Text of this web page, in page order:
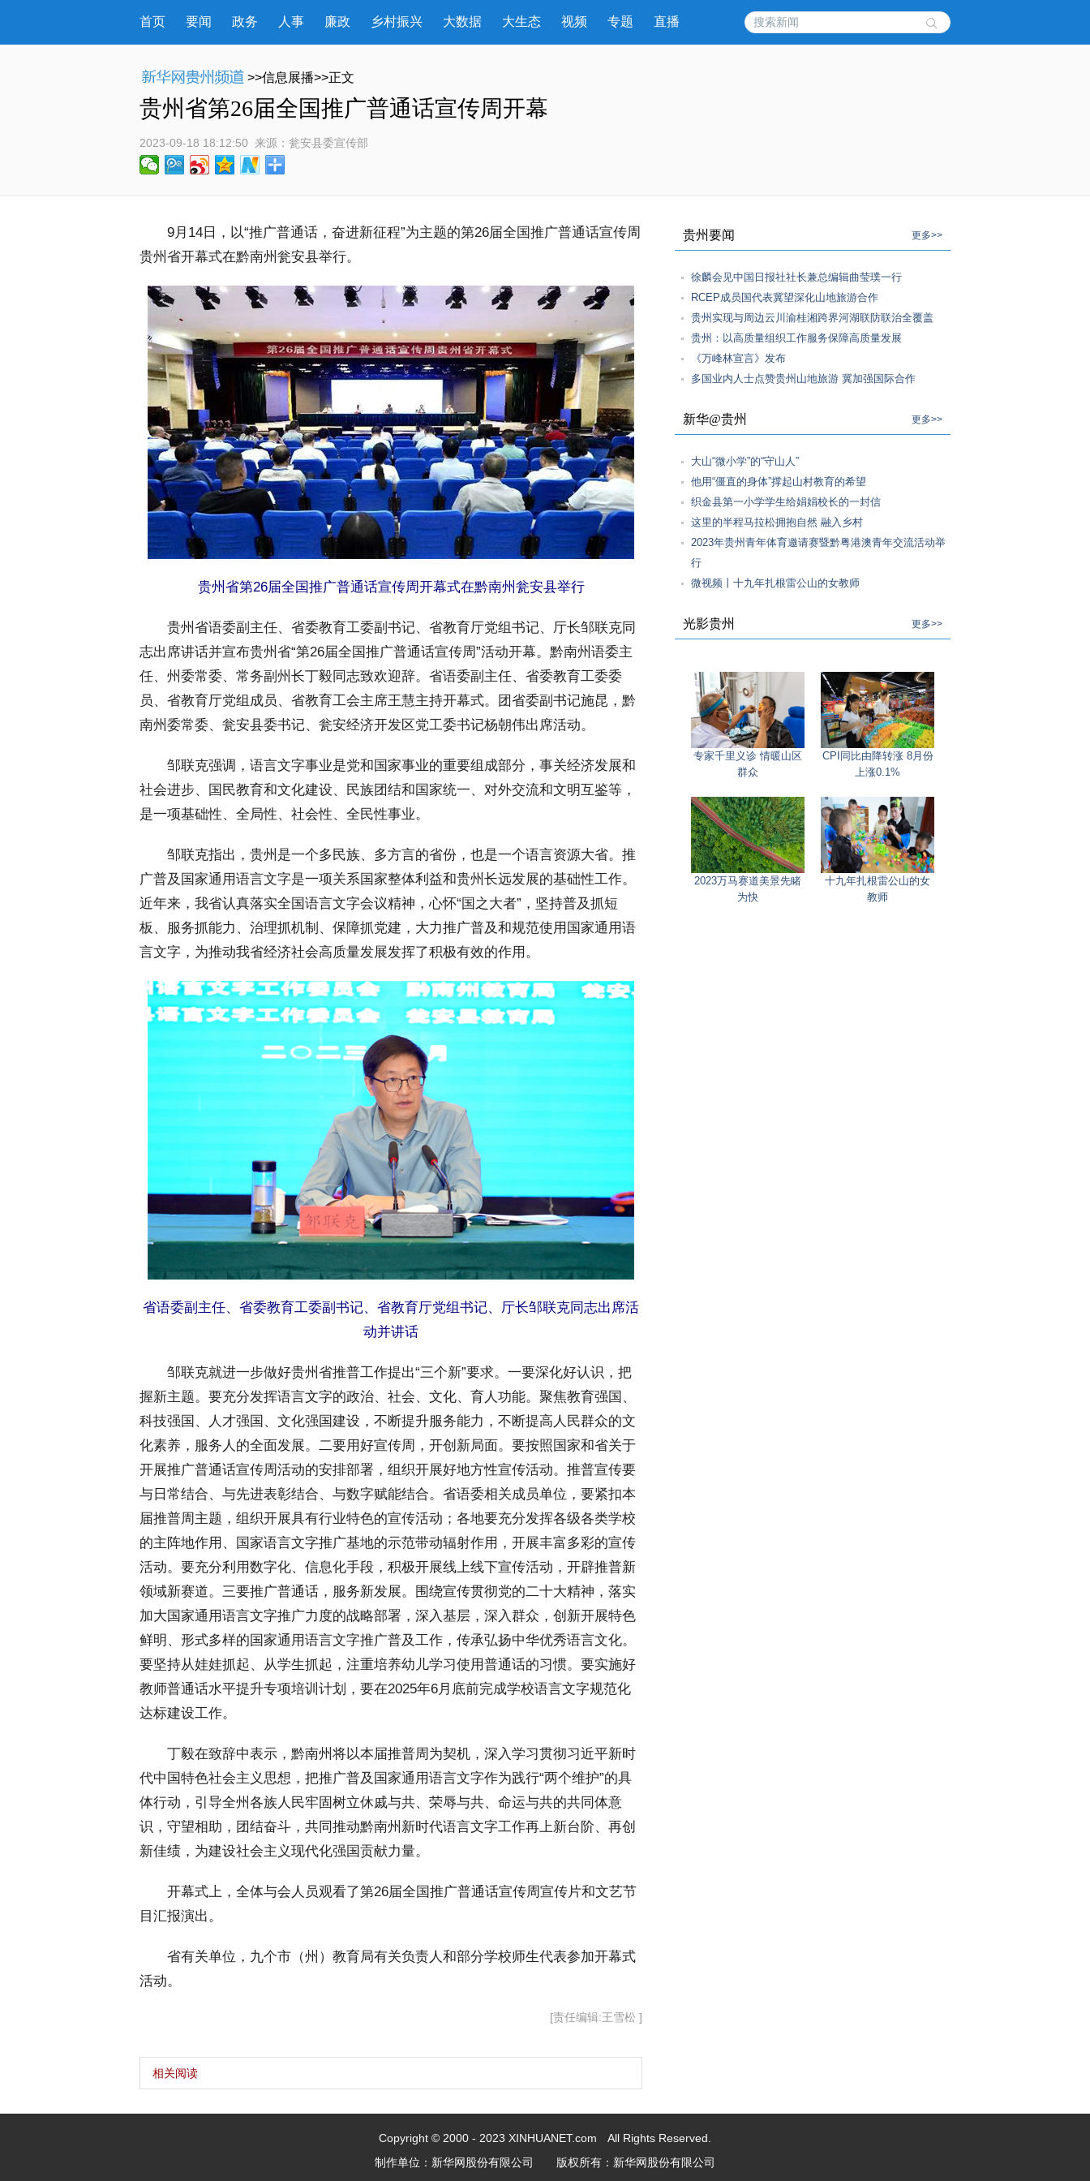
首页 要闻 政务 人事 廉政 乡村振兴 大数据 大生态 视频 专题 直播
>>信息展播>>正文
贵州省第26届全国推广普通话宣传周开幕
2023-09-18 18:12:50 来源： 瓮安县委宣传部
9月14日，以“推广普通话，奋进新征程”为主题的第26届全国推广普通话宣传周
贵州省开幕式在黔南州瓮安县举行。
贵州省第26届全国推广普通话宣传周开幕式在黔南州瓮安县举行
贵州省语委副主任、省委教育工委副书记、省教育厅党组书记、厅长邹联克同
志出席讲话并宣布贵州省“第26届全国推广普通话宣传周”活动开幕。黔南州语委主
任、州委常委、常务副州长丁毅同志致欢迎辞。省语委副主任、省委教育工委委
员、省教育厅党组成员、省教育工会主席王慧主持开幕式。团省委副书记施昆，黔
南州委常委、瓮安县委书记、瓮安经济开发区党工委书记杨朝伟出席活动。
邹联克强调，语言文字事业是党和国家事业的重要组成部分，事关经济发展和
社会进步、国民教育和文化建设、民族团结和国家统一、对外交流和文明互鉴等，
是一项基础性、全局性、社会性、全民性事业。
邹联克指出，贵州是一个多民族、多方言的省份，也是一个语言资源大省。推
广普及国家通用语言文字是一项关系国家整体利益和贵州长远发展的基础性工作。
近年来，我省认真落实全国语言文字会议精神，心怀“国之大者”，坚持普及抓短
板、服务抓能力、治理抓机制、保障抓党建，大力推广普及和规范使用国家通用语
言文字，为推动我省经济社会高质量发展发挥了积极有效的作用。
省语委副主任、省委教育工委副书记、省教育厅党组书记、厅长邹联克同志出席活
动并讲话
邹联克就进一步做好贵州省推普工作提出“三个新”要求。一要深化好认识，把
握新主题。要充分发挥语言文字的政治、社会、文化、育人功能。聚焦教育强国、
科技强国、人才强国、文化强国建设，不断提升服务能力，不断提高人民群众的文
化素养，服务人的全面发展。二要用好宣传周，开创新局面。要按照国家和省关于
开展推广普通话宣传周活动的安排部署，组织开展好地方性宣传活动。推普宣传要
与日常结合、与先进表彰结合、与数字赋能结合。省语委相关成员单位，要紧扣本
届推普周主题，组织开展具有行业特色的宣传活动；各地要充分发挥各级各类学校
的主阵地作用、国家语言文字推广基地的示范带动辐射作用，开展丰富多彩的宣传
活动。要充分利用数字化、信息化手段，积极开展线上线下宣传活动，开辟推普新
领域新赛道。三要推广普通话，服务新发展。围绕宣传贯彻党的二十大精神，落实
加大国家通用语言文字推广力度的战略部署，深入基层，深入群众，创新开展特色
鲜明、形式多样的国家通用语言文字推广普及工作，传承弘扬中华优秀语言文化。
要坚持从娃娃抓起、从学生抓起，注重培养幼儿学习使用普通话的习惯。要实施好
教师普通话水平提升专项培训计划，要在2025年6月底前完成学校语言文字规范化
达标建设工作。
丁毅在致辞中表示，黔南州将以本届推普周为契机，深入学习贯彻习近平新时
代中国特色社会主义思想，把推广普及国家通用语言文字作为践行“两个维护”的具
体行动，引导全州各族人民牢固树立休戚与共、荣辱与共、命运与共的共同体意
识，守望相助，团结奋斗，共同推动黔南州新时代语言文字工作再上新台阶、再创
新佳绩，为建设社会主义现代化强国贡献力量。
开幕式上，全体与会人员观看了第26届全国推广普通话宣传周宣传片和文艺节
目汇报演出。
省有关单位，九个市（州）教育局有关负责人和部分学校师生代表参加开幕式
活动。
[责任编辑:王雪松 ]
相关阅读
贵州要闻 更多>>
徐麟会见中国日报社社长兼总编辑曲莹璞一行
RCEP成员国代表冀望深化山地旅游合作
贵州实现与周边云川渝桂湘跨界河湖联防联治全覆盖
贵州：以高质量组织工作服务保障高质量发展
《万峰林宣言》发布
多国业内人士点赞贵州山地旅游 冀加强国际合作
新华@贵州 更多>>
大山“微小学”的“守山人”
他用“僵直的身体”撑起山村教育的希望
织金县第一小学学生给娟娟校长的一封信
这里的半程马拉松拥抱自然 融入乡村
2023年贵州青年体育邀请赛暨黔粤港澳青年交流活动举
行
微视频丨十九年扎根雷公山的女教师
光影贵州 更多>>
专家千里义诊 情暖山区
群众
CPI同比由降转涨 8月份
上涨0.1%
2023万马赛道美景先睹
为快
十九年扎根雷公山的女
教师
Copyright © 2000 - 2023 XINHUANET.com All Rights Reserved.
制作单位：新华网股份有限公司 版权所有：新华网股份有限公司